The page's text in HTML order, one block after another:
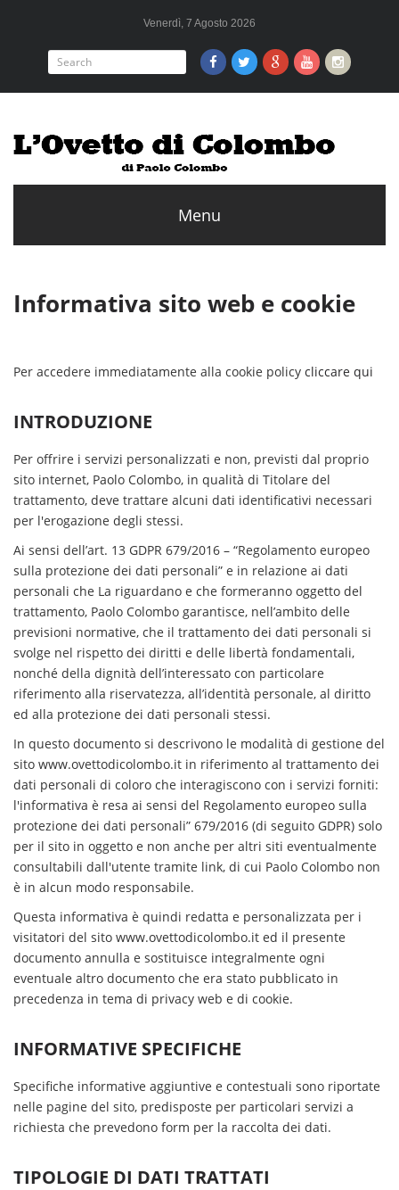
Venerdì, 7 Agosto 2026
Informativa sito web e cookie
Per accedere immediatamente alla cookie policy cliccare qui
INTRODUZIONE
Per offrire i servizi personalizzati e non, previsti dal proprio
sito internet, Paolo Colombo, in qualità di Titolare del
trattamento, deve trattare alcuni dati identificativi necessari
per l'erogazione degli stessi.
Ai sensi dell’art. 13 GDPR 679/2016 – “Regolamento europeo
sulla protezione dei dati personali” e in relazione ai dati
personali che La riguardano e che formeranno oggetto del
trattamento, Paolo Colombo garantisce, nell’ambito delle
previsioni normative, che il trattamento dei dati personali si
svolge nel rispetto dei diritti e delle libertà fondamentali,
nonché della dignità dell’interessato con particolare
riferimento alla riservatezza, all’identità personale, al diritto
ed alla protezione dei dati personali stessi.
In questo documento si descrivono le modalità di gestione del
sito www.ovettodicolombo.it in riferimento al trattamento dei
dati personali di coloro che interagiscono con i servizi forniti:
l'informativa è resa ai sensi del Regolamento europeo sulla
protezione dei dati personali” 679/2016 (di seguito GDPR) solo
per il sito in oggetto e non anche per altri siti eventualmente
consultabili dall'utente tramite link, di cui Paolo Colombo non
è in alcun modo responsabile.
Questa informativa è quindi redatta e personalizzata per i
visitatori del sito www.ovettodicolombo.it ed il presente
documento annulla e sostituisce integralmente ogni
eventuale altro documento che era stato pubblicato in
precedenza in tema di privacy web e di cookie.
INFORMATIVE SPECIFICHE
Specifiche informative aggiuntive e contestuali sono riportate
nelle pagine del sito, predisposte per particolari servizi a
richiesta che prevedono form per la raccolta dei dati.
TIPOLOGIE DI DATI TRATTATI